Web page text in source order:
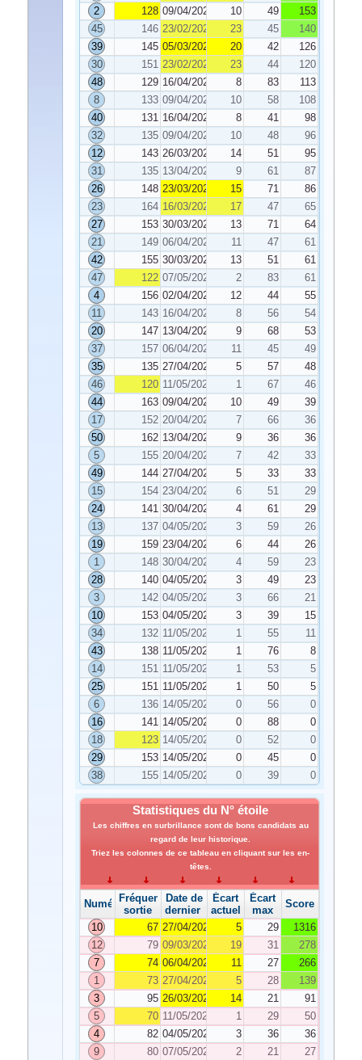
2
128 09/04/2021 10 49
153
45
146 23/02/2021 23 45
140
39
145 05/03/2021 20 42
126
30
151 23/02/2021 23 44
120
48
129 16/04/2021 8 83
113
8
133 09/04/2021 10 58
108
40
131 16/04/2021 8 41
98
32
135 09/04/2021 10 48
96
12
143 26/03/2021 14 51
95
31
135 13/04/2021 9 61
87
26
148 23/03/2021 15 71
86
23
164 16/03/2021 17 47
65
27
153 30/03/2021 13 71
64
21
149 06/04/2021 11 47
61
42
155 30/03/2021 13 51
61
47
122 07/05/2021 2 83
61
4
156 02/04/2021 12 44
55
11
143 16/04/2021 8 56
54
20
147 13/04/2021 9 68
53
37
157 06/04/2021 11 45
49
35
135 27/04/2021 5 57
48
46
120 11/05/2021 1 67
46
44
163 09/04/2021 10 49
39
17
152 20/04/2021 7 66
36
50
162 13/04/2021 9 36
36
5
155 20/04/2021 7 42
33
49
144 27/04/2021 5 33
33
15
154 23/04/2021 6 51
29
24
141 30/04/2021 4 61
29
13
137 04/05/2021 3 59
26
19
159 23/04/2021 6 44
26
1
148 30/04/2021 4 59
23
28
140 04/05/2021 3 49
23
3
142 04/05/2021 3 66
21
10
153 04/05/2021 3 39
15
34
132 11/05/2021 1 55
11
43
138 11/05/2021 1 76
8
14
151 11/05/2021 1 53
5
25
151 11/05/2021 1 50
5
6
136 14/05/2021 0 56
0
16
141 14/05/2021 0 88
0
18
123 14/05/2021 0 52
0
29
153 14/05/2021 0 45
0
38
155 14/05/2021 0 39 0
Statistiques du N° étoile
Les chiffres en surbrillance sont de bons candidats au
regard de leur historique.
Triez les colonnes de ce tableau en cliquant sur les en-
têtes.
NuméroFréquence de
sortie
Date de
dernier tirage
Écart
actuel
Écart
max
Score
10
67 27/04/2021 5 29
1316
12
79 09/03/2021 19 31
278
7
74 06/04/2021 11 27
266
1
73 27/04/2021 5 28
139
3
95 26/03/2021 14 21
91
5
70 11/05/2021 1 29
50
4
82 04/05/2021 3 36
36
9
80 07/05/2021 2 21
27